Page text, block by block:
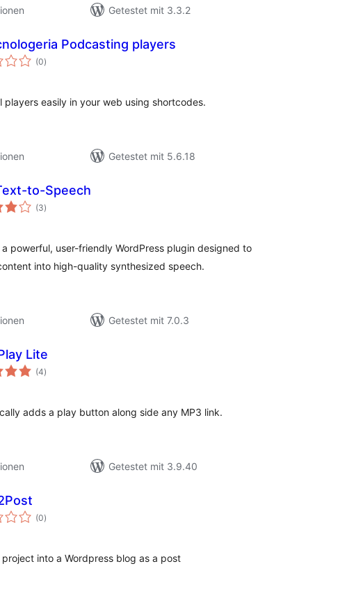
Getestet mit 3.3.2
Podcasting players
(0Bewertungen
insgesamt
)
easily in your web using shortcodes.
Getestet mit 5.6.18
to-Speech
(3Bewertungen
insgesamt
)
powerful, user-friendly WordPress plugin designed to
into high-quality synthesized speech.
Getestet mit 7.0.3
Lite
(4Bewertungen
insgesamt
)
adds a play button along side any MP3 link.
Getestet mit 3.9.40
(0Bewertungen
insgesamt
)
into a Wordpress blog as a post